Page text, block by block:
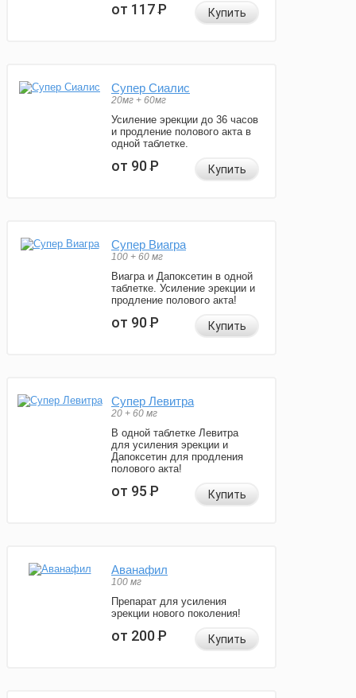
от 117Р Купить
Супер Сиалис
20мг + 60мг
Усиление эрекции до 36 часов
и продление полового акта в
одной таблетке.
от 90Р Купить
Супер Виагра
100 + 60 мг
Виагра и Дапоксетин в одной
таблетке. Усиление эрекции и
продление полового акта!
от 90Р Купить
Супер Левитра
20 + 60 мг
В одной таблетке Левитра
для усиления эрекции и
Дапоксетин для продления
полового акта!
от 95Р Купить
Аванафил
100 мг
Препарат для усиления
эрекции нового поколения!
от 200Р Купить